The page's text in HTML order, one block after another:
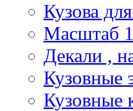
Кузова
Масштаб
Декали ,
Кузовные
Кузовные